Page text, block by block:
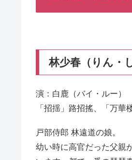
林少春（りん・
演：白鹿（バイ・ルー）
「招揺」路招搖、「万華
戸部侍郎 林遠道の娘。
幼い時に高官だった父親